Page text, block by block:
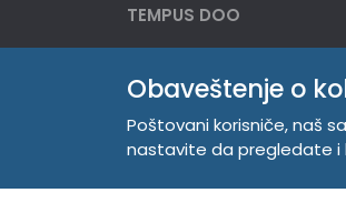
TEMPUS DOO
Novi Sad, Srbija
Telefon:
Mobilni:381 63 529 608
PIB 104345469
Matični broj 20150718
Obaveštenje o
Poštovani korisniče, naš
nastavite da pregledate i